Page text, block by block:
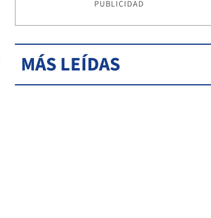
PUBLICIDAD
MÁS LEÍDAS